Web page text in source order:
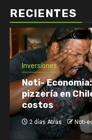
RECIENTES
Economía: Noticias
Finanzas: Noticias y
Netflix
su audiencia
2 días Atrás Noti-